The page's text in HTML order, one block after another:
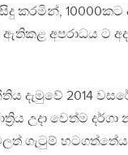
කරමින්,
අපරාධය ට අද,
දැමුවේ 2014
උදා වෙත්ම
ගැටුම්